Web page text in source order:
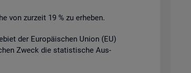
von zur­zeit 19 % zu er­he­ben.
der Eu­ro­päi­schen Union (EU)
Zweck die sta­tis­ti­sche Aus­